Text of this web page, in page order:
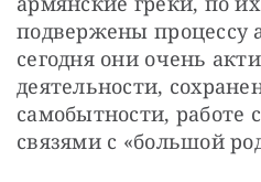
подвержены процессу
сегодня они очень
деятельности,
самобытности, работе
связями с «большой